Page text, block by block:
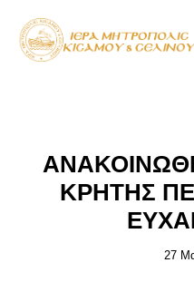
ΚΡΗΤΗΣ
27